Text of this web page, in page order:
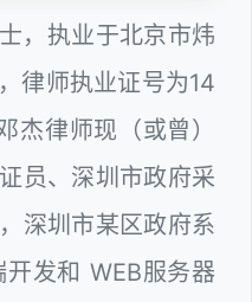
，执业于北京市炜
律师执业证号为14
律师现（或曾）
员、深圳市政府采
深圳市某区政府系
发和 WEB服务器